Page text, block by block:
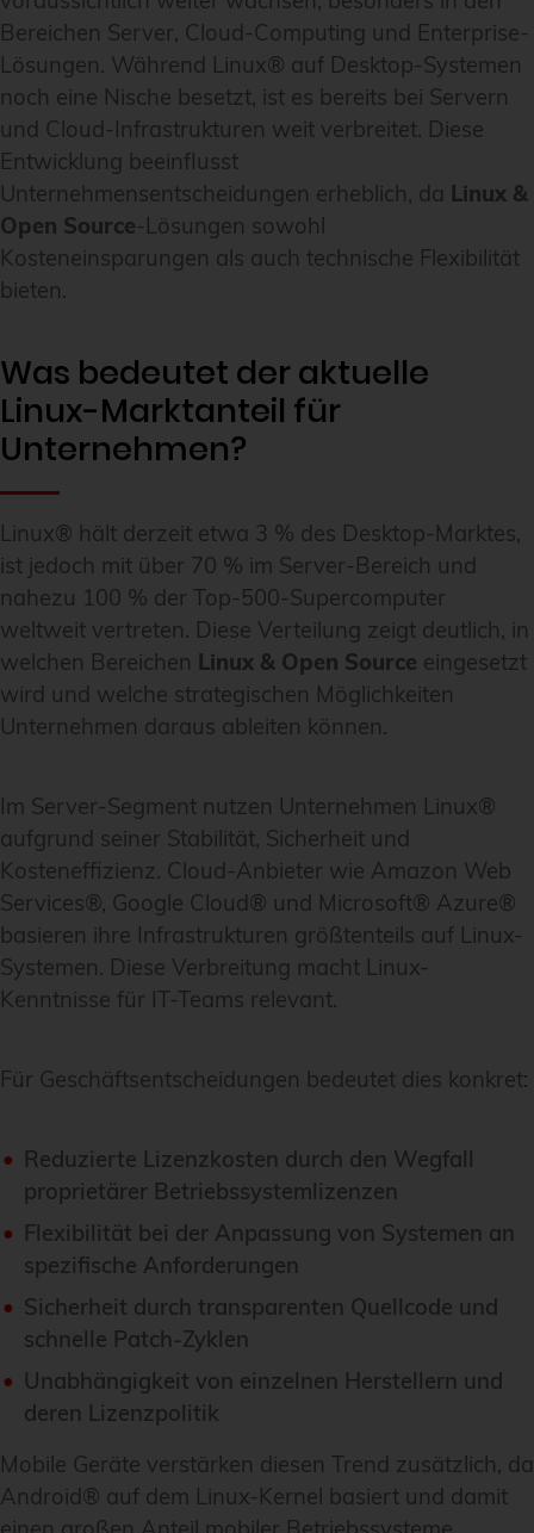
Bereichen Server, Cloud-Computing und Enterprise-
Lösungen. Während Linux® auf Desktop-Systemen
noch eine Nische besetzt, ist es bereits bei Servern
und Cloud-Infrastrukturen weit verbreitet. Diese
Entwicklung beeinflusst
Unternehmensentscheidungen erheblich, da Linux &
Open Source-Lösungen sowohl
Kosteneinsparungen als auch technische Flexibilität
bieten.
Was bedeutet der aktuelle
Linux-Marktanteil für
Unternehmen?
Linux® hält derzeit etwa 3 % des Desktop-Marktes,
ist jedoch mit über 70 % im Server-Bereich und
nahezu 100 % der Top-500-Supercomputer
weltweit vertreten. Diese Verteilung zeigt deutlich, in
welchen Bereichen Linux & Open Source eingesetzt
wird und welche strategischen Möglichkeiten
Unternehmen daraus ableiten können.
Im Server-Segment nutzen Unternehmen Linux®
aufgrund seiner Stabilität, Sicherheit und
Kosteneffizienz. Cloud-Anbieter wie Amazon Web
Services®, Google Cloud® und Microsoft® Azure®
basieren ihre Infrastrukturen größtenteils auf Linux-
Systemen. Diese Verbreitung macht Linux-
Kenntnisse für IT-Teams relevant.
Für Geschäftsentscheidungen bedeutet dies konkret:
Reduzierte Lizenzkosten durch den Wegfall
proprietärer Betriebssystemlizenzen
Flexibilität bei der Anpassung von Systemen an
spezifische Anforderungen
Sicherheit durch transparenten Quellcode und
schnelle Patch-Zyklen
Unabhängigkeit von einzelnen Herstellern und
deren Lizenzpolitik
Mobile Geräte verstärken diesen Trend zusätzlich, da
Android® auf dem Linux-Kernel basiert und damit